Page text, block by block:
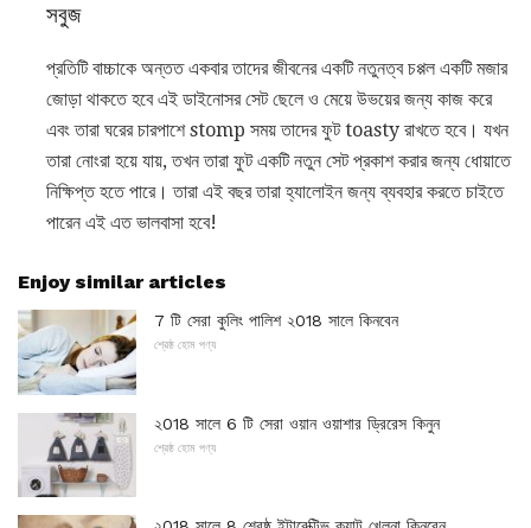
সবুজ
প্রতিটি বাচ্চাকে অন্তত একবার তাদের জীবনের একটি নতুনত্ব চপ্পল একটি মজার
জোড়া থাকতে হবে এই ডাইনোসর সেট ছেলে ও মেয়ে উভয়ের জন্য কাজ করে
এবং তারা ঘরের চারপাশে stomp সময় তাদের ফুট toasty রাখতে হবে। যখন
তারা নোংরা হয়ে যায়, তখন তারা ফুট একটি নতুন সেট প্রকাশ করার জন্য ধোয়াতে
নিক্ষিপ্ত হতে পারে। তারা এই বছর তারা হ্যালোইন জন্য ব্যবহার করতে চাইতে
পারেন এই এত ভালবাসা হবে!
Enjoy similar articles
7 টি সেরা কুলিং পালিশ ২018 সালে কিনবেন
শ্রেষ্ঠ হোম পণ্য
২018 সালে 6 টি সেরা ওয়ান ওয়াশার ড্রিরেস কিনুন
শ্রেষ্ঠ হোম পণ্য